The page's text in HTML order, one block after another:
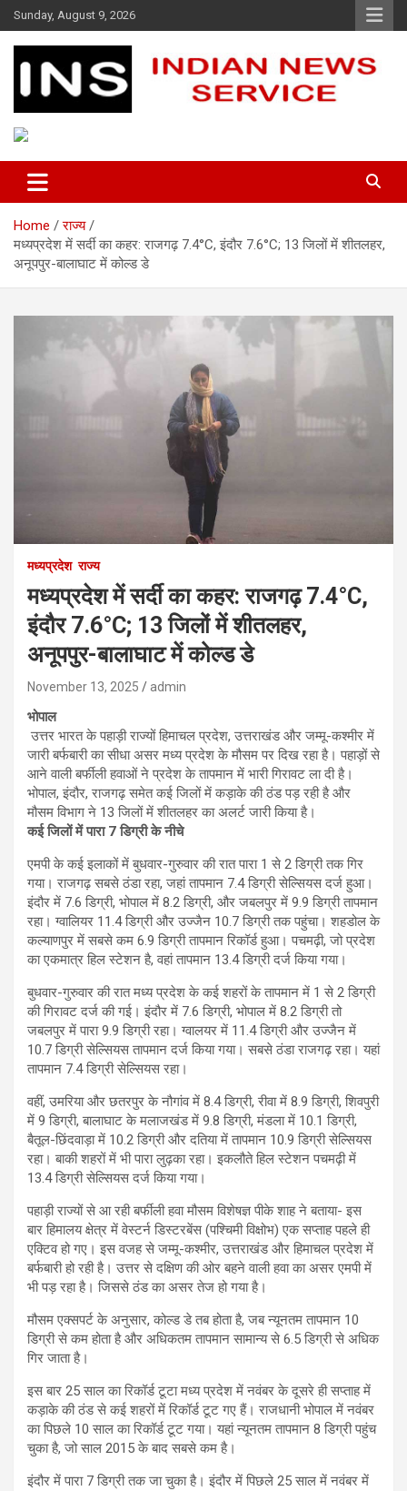
Skip
to
content
Sunday, August 9, 2026
Indian News Service
Home
राज्य
मध्यप्रदेश में सर्दी का कहर: राजगढ़ 7.4°C, इंदौर 7.6°C; 13 जिलों में शीतलहर,
अनूपपुर-बालाघाट में कोल्ड डे
मध्यप्रदेश राज्य
मध्यप्रदेश में सर्दी का कहर: राजगढ़ 7.4°C,
इंदौर 7.6°C; 13 जिलों में शीतलहर,
अनूपपुर-बालाघाट में कोल्ड डे
November 13, 2025 admin
भोपाल
उत्तर भारत के पहाड़ी राज्यों हिमाचल प्रदेश, उत्तराखंड और जम्मू-कश्मीर में
जारी बर्फबारी का सीधा असर मध्य प्रदेश के मौसम पर दिख रहा है। पहाड़ों से
आने वाली बर्फीली हवाओं ने प्रदेश के तापमान में भारी गिरावट ला दी है।
भोपाल, इंदौर, राजगढ़ समेत कई जिलों में कड़ाके की ठंड पड़ रही है और
मौसम विभाग ने 13 जिलों में शीतलहर का अलर्ट जारी किया है।
कई जिलों में पारा 7 डिग्री के नीचे
एमपी के कई इलाकों में बुधवार-गुरुवार की रात पारा 1 से 2 डिग्री तक गिर
गया। राजगढ़ सबसे ठंडा रहा, जहां तापमान 7.4 डिग्री सेल्सियस दर्ज हुआ।
इंदौर में 7.6 डिग्री, भोपाल में 8.2 डिग्री, और जबलपुर में 9.9 डिग्री तापमान
रहा। ग्वालियर 11.4 डिग्री और उज्जैन 10.7 डिग्री तक पहुंचा। शहडोल के
कल्याणपुर में सबसे कम 6.9 डिग्री तापमान रिकॉर्ड हुआ। पचमढ़ी, जो प्रदेश
का एकमात्र हिल स्टेशन है, वहां तापमान 13.4 डिग्री दर्ज किया गया।
बुधवार-गुरुवार की रात मध्य प्रदेश के कई शहरों के तापमान में 1 से 2 डिग्री
की गिरावट दर्ज की गई। इंदौर में 7.6 डिग्री, भोपाल में 8.2 डिग्री तो
जबलपुर में पारा 9.9 डिग्री रहा। ग्वालयर में 11.4 डिग्री और उज्जैन में
10.7 डिग्री सेल्सियस तापमान दर्ज किया गया। सबसे ठंडा राजगढ़ रहा। यहां
तापमान 7.4 डिग्री सेल्सियस रहा।
वहीं, उमरिया और छतरपुर के नौगांव में 8.4 डिग्री, रीवा में 8.9 डिग्री, शिवपुरी
में 9 डिग्री, बालाघाट के मलाजखंड में 9.8 डिग्री, मंडला में 10.1 डिग्री,
बैतूल-छिंदवाड़ा में 10.2 डिग्री और दतिया में तापमान 10.9 डिग्री सेल्सियस
रहा। बाकी शहरों में भी पारा लुढ़का रहा। इकलौते हिल स्टेशन पचमढ़ी में
13.4 डिग्री सेल्सियस दर्ज किया गया।
पहाड़ी राज्यों से आ रही बर्फीली हवा मौसम विशेषज्ञ पीके शाह ने बताया- इस
बार हिमालय क्षेत्र में वेस्टर्न डिस्टरबेंस (पश्चिमी विक्षोभ) एक सप्ताह पहले ही
एक्टिव हो गए। इस वजह से जम्मू-कश्मीर, उत्तराखंड और हिमाचल प्रदेश में
बर्फबारी हो रही है। उत्तर से दक्षिण की ओर बहने वाली हवा का असर एमपी में
भी पड़ रहा है। जिससे ठंड का असर तेज हो गया है।
मौसम एक्सपर्ट के अनुसार, कोल्ड डे तब होता है, जब न्यूनतम तापमान 10
डिग्री से कम होता है और अधिकतम तापमान सामान्य से 6.5 डिग्री से अधिक
गिर जाता है।
इस बार 25 साल का रिकॉर्ड टूटा मध्य प्रदेश में नवंबर के दूसरे ही सप्ताह में
कड़ाके की ठंड से कई शहरों में रिकॉर्ड टूट गए हैं। राजधानी भोपाल में नवंबर
का पिछले 10 साल का रिकॉर्ड टूट गया। यहां न्यूनतम तापमान 8 डिग्री पहुंच
चुका है, जो साल 2015 के बाद सबसे कम है।
इंदौर में पारा 7 डिग्री तक जा चुका है। इंदौर में पिछले 25 साल में नवंबर में